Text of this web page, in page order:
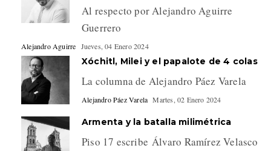
Al respecto por Alejandro Aguirre
Guerrero
Alejandro Aguirre Jueves, 04 Enero 2024
Xóchitl, Milei y el papalote de 4 colas
La columna de Alejandro Páez Varela
Alejandro Páez Varela Martes, 02 Enero 2024
Armenta y la batalla milimétrica
Piso 17 escribe Álvaro Ramírez Velasco